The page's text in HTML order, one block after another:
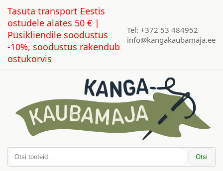
Tasuta transport Eestis
ostudele alates 50 € |
Püsikliendile soodustus
-10%, soodustus rakendub
ostukorvis
Tel: +372 53 484952
info@kangakaubamaja.ee
Otsi: Otsi